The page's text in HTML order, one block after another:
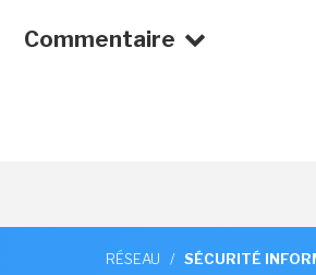
Commentaire
RÉSEAU / SÉCURITÉ